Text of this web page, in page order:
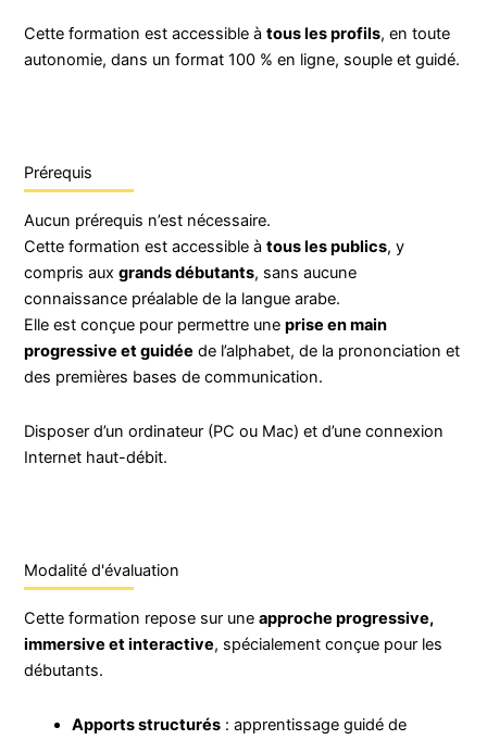
Cette formation est accessible àtous les profils, en toute
autonomie, dans un format 100 % en ligne, souple et guidé.
Prérequis
Aucun prérequis n’est nécessaire.
Cette formation est accessible àtous les publics, y
compris auxgrands débutants, sans aucune
connaissance préalable de la langue arabe.
Elle est conçue pour permettre uneprise en main
progressive et guidée de l’alphabet, de la prononciation et
des premières bases de communication.
Disposer d’un ordinateur (PC ou Mac) et d’une connexion
Internet haut-débit.
Modalité d'évaluation
Cette formation repose sur uneapproche progressive,
immersive et interactive, spécialement conçue pour les
débutants.
Apports structurés : apprentissage guidé de